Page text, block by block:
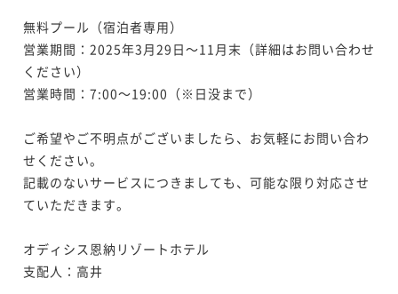
無料プール（宿泊者専用）
営業期間：2025年3月29日～11月末（詳細はお問い合わせ
ください）
営業時間：7:00～19:00（※日没まで）
ご希望やご不明点がございましたら、お気軽にお問い合わ
せください。
記載のないサービスにつきましても、可能な限り対応させ
ていただきます。
オディシス恩納リゾートホテル
支配人：高井